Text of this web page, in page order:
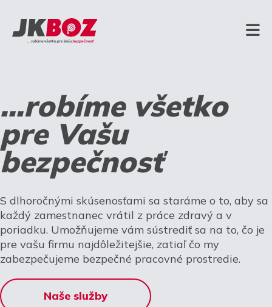
...robíme všetko
pre Vašu
bezpečnosť
S dlhoročnými skúsenosťami sa staráme o to, aby sa
každý zamestnanec vrátil z práce zdravý a v
poriadku. Umožňujeme vám sústrediť sa na to, čo je
pre vašu firmu najdôležitejšie, zatiaľ čo my
zabezpečujeme bezpečné pracovné prostredie.
Naše služby